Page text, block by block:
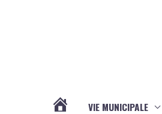
VIE MUNICIPALE